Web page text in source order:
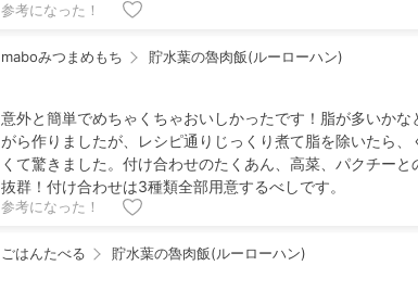
参考になった！
maboみつまめもち 貯水葉の魯肉飯(ルーローハン)
意外と簡単でめちゃくちゃおいしかったです！脂が多いかな
がら作りましたが、レシピ通りじっくり煮て脂を除いたら、
くて驚きました。付け合わせのたくあん、高菜、パクチーと
抜群！付け合わせは3種類全部用意するべしです。
参考になった！
ごはんたべる 貯水葉の魯肉飯(ルーローハン)